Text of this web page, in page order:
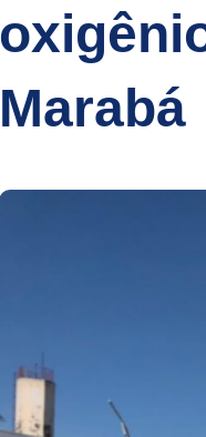
Marabá